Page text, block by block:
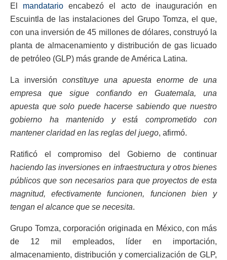
El mandatario encabezó el acto de inauguración en
Escuintla de las instalaciones del Grupo Tomza, el que,
con una inversión de 45 millones de dólares, construyó la
planta de almacenamiento y distribución de gas licuado
de petróleo (GLP) más grande de América Latina.
La inversión constituye una apuesta enorme de una
empresa que sigue confiando en Guatemala, una
apuesta que solo puede hacerse sabiendo que nuestro
gobierno ha mantenido y está comprometido con
mantener claridad en las reglas del juego, afirmó.
Ratificó el compromiso del Gobierno de continuar
haciendo las inversiones en infraestructura y otros bienes
públicos que son necesarios para que proyectos de esta
magnitud, efectivamente funcionen, funcionen bien y
tengan el alcance que se necesita.
Grupo Tomza, corporación originada en México, con más
de 12 mil empleados, líder en importación,
almacenamiento, distribución y comercialización de GLP,